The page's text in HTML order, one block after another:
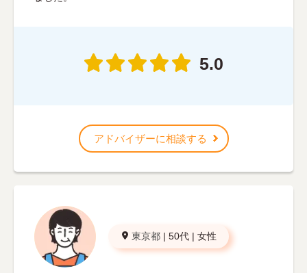
5.0
アドバイザーに相談する
東京都 | 50代 | 女性